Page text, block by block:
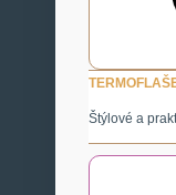
Štýlové a